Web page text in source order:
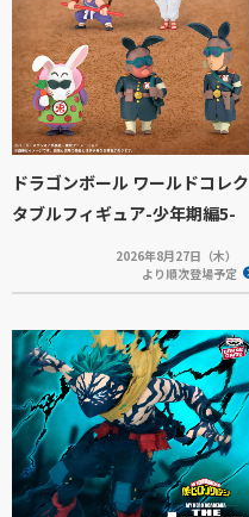
ドラゴンボール ワールドコレク
タブルフィギュア-少年期編5-
2026年8月27日（木）
より順次登場予定